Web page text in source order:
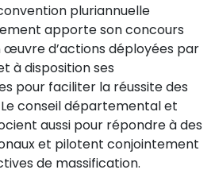
pluriannuelle
apporte son concours
œuvre d’actions déployées par
à disposition ses
pour faciliter la réussite des
conseil départemental et
aussi pour répondre à des
et pilotent conjointement
de massification.